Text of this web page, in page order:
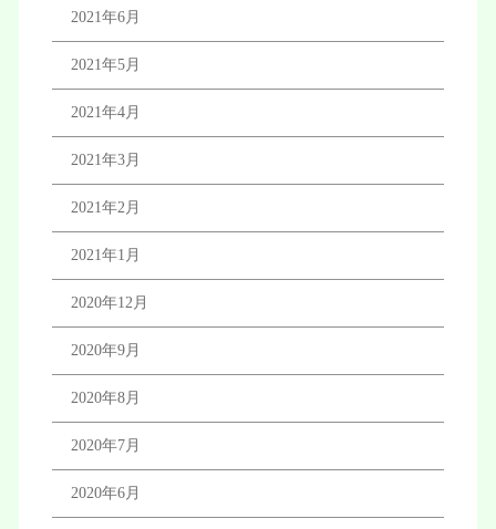
2021年6月
2021年5月
2021年4月
2021年3月
2021年2月
2021年1月
2020年12月
2020年9月
2020年8月
2020年7月
2020年6月